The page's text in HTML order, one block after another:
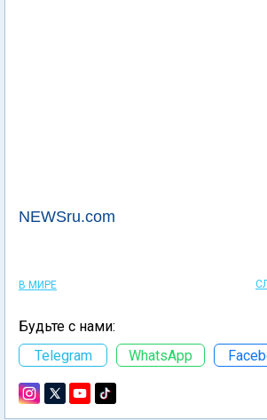
NEWSru.com
В МИРЕ
Будьте с нами:
Telegram
WhatsApp